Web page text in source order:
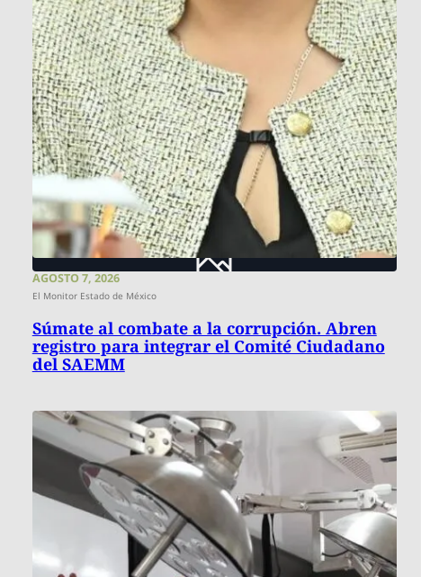
AGOSTO 7, 2026
El Monitor Estado de México
Súmate al combate a la corrupción. Abren
registro para integrar el Comité Ciudadano
del SAEMM